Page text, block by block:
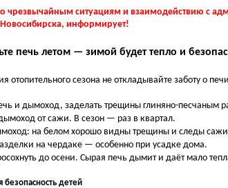
чрезвычайным ситуациям и взаимодействию с
информирует!
печь летом — зимой будет тепло и
отопительного сезона не откладывайте заботу о
и дымоход, заделать трещины глиняно-песчаным
от сажи. В сезон — раз в квартал.
на белом хорошо видны трещины и следы
на чердаке — особенно при усадке дома.
до осени. Сырая печь дымит и даёт мало
безопасность детей